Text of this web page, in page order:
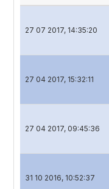
27 07 2017, 14:35:20
27 04 2017, 15:32:11
27 04 2017, 09:45:36
31 10 2016, 10:52:37